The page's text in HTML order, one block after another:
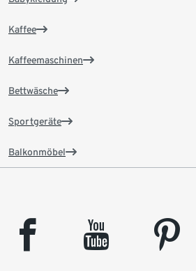
Kaffee
Kaffeemaschinen
Bettwäsche
Sportgeräte
Balkonmöbel
facebook youtube pinterest